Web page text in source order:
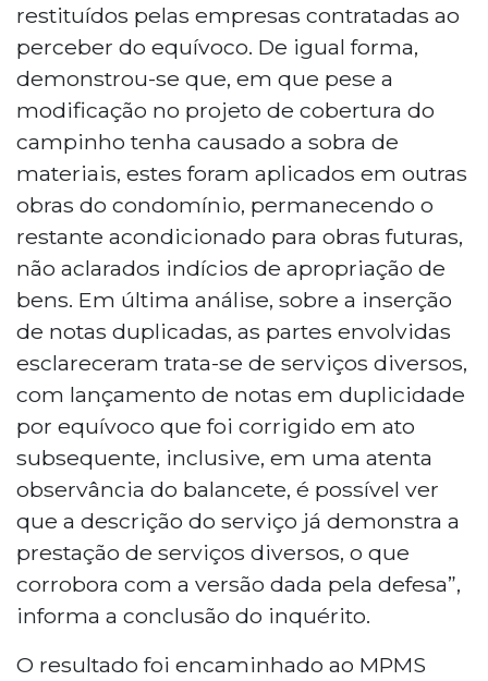
restituídos pelas empresas contratadas ao
perceber do equívoco. De igual forma,
demonstrou-se que, em que pese a
modificação no projeto de cobertura do
campinho tenha causado a sobra de
materiais, estes foram aplicados em outras
obras do condomínio, permanecendo o
restante acondicionado para obras futuras,
não aclarados indícios de apropriação de
bens. Em última análise, sobre a inserção
de notas duplicadas, as partes envolvidas
esclareceram trata-se de serviços diversos,
com lançamento de notas em duplicidade
por equívoco que foi corrigido em ato
subsequente, inclusive, em uma atenta
observância do balancete, é possível ver
que a descrição do serviço já demonstra a
prestação de serviços diversos, o que
corrobora com a versão dada pela defesa”,
informa a conclusão do inquérito.
O resultado foi encaminhado ao MPMS